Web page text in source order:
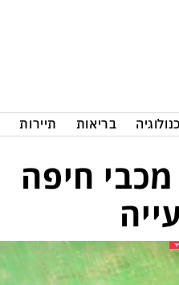
בריאות תיירות
חיפה